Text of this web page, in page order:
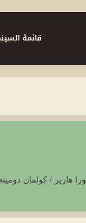
قائمة
لورا هارير / كولمان